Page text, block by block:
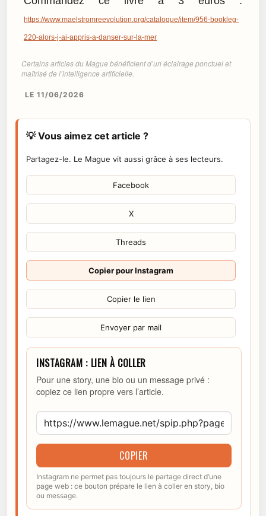
https://www.maelstromreevolution.org/catalogue/item/956-bookleg-
220-alors-j-ai-appris-a-danser-sur-la-mer
Certains articles du Mague bénéficient d’un éclairage ponctuel et
maîtrisé de l’intelligence artificielle.
LE 11/06/2026
💡 Vous aimez cet article ?
Partagez-le. Le Mague vit aussi grâce à ses lecteurs.
Facebook
X
Threads
Copier pour Instagram
Copier le lien
Envoyer par mail
INSTAGRAM : LIEN À COLLER
Pour une story, une bio ou un message privé :
copiez ce lien propre vers l’article.
COPIER
Instagram ne permet pas toujours le partage direct d’une
page web : ce bouton prépare le lien à coller en story, bio
ou message.